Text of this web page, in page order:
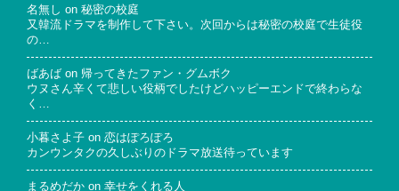
名無し on 秘密の校庭
又韓流ドラマを制作して下さい。次回からは秘密の校庭で生徒役
の…
ばあば on 帰ってきたファン・グムボク
ウヌさん辛くて悲しい役柄でしたけどハッピーエンドで終わらな
く…
小暮さよ子 on 恋はぽろぽろ
カンウンタクの久しぶりのドラマ放送待っています
まるめだか on 幸せをくれる人